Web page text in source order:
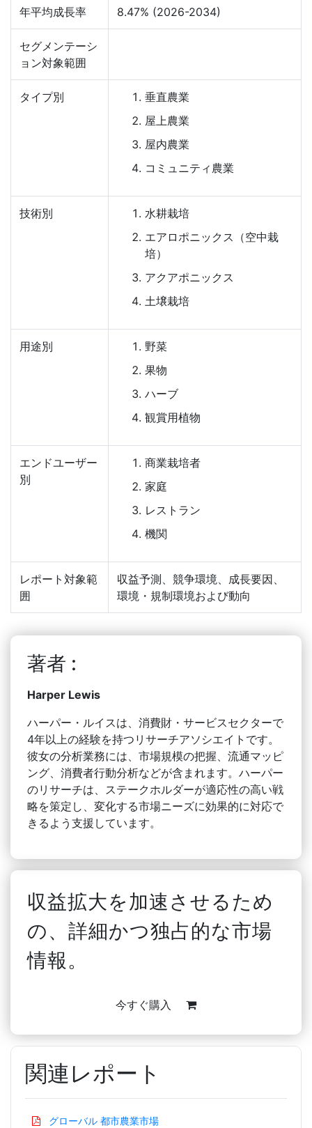
年平均成長率 8.47% (2026-2034)
セグメンテーシ
ョン対象範囲
タイプ別
垂直農業
屋上農業
屋内農業
コミュニティ農業
技術別
水耕栽培
エアロポニックス（空中栽
培）
アクアポニックス
土壌栽培
用途別
野菜
果物
ハーブ
観賞用植物
エンドユーザー
別
商業栽培者
家庭
レストラン
機関
レポート対象範
囲
収益予測、競争環境、成長要因、
環境・規制環境および動向
著者 :
Harper Lewis
ハーパー・ルイスは、消費財・サービスセクターで
4年以上の経験を持つリサーチアソシエイトです。
彼女の分析業務には、市場規模の把握、流通マッピ
ング、消費者行動分析などが含まれます。ハーパー
のリサーチは、ステークホルダーが適応性の高い戦
略を策定し、変化する市場ニーズに効果的に対応で
きるよう支援しています。
収益拡大を加速させるため
の、詳細かつ独占的な市場
情報。
今すぐ購入
関連レポート
グローバル 都市農業市場